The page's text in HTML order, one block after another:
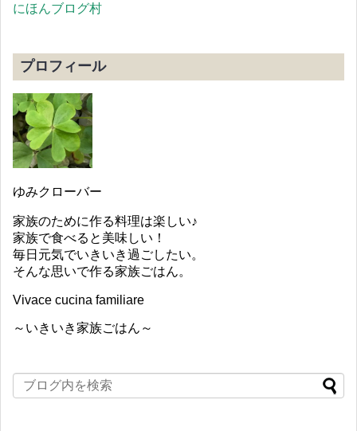
にほんブログ村
プロフィール
ゆみクローバー
家族のために作る料理は楽しい♪
家族で食べると美味しい！
毎日元気でいきいき過ごしたい。
そんな思いで作る家族ごはん。
Vivace cucina familiare
～いきいき家族ごはん～